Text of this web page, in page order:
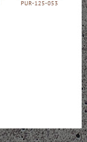
PUR-125-053